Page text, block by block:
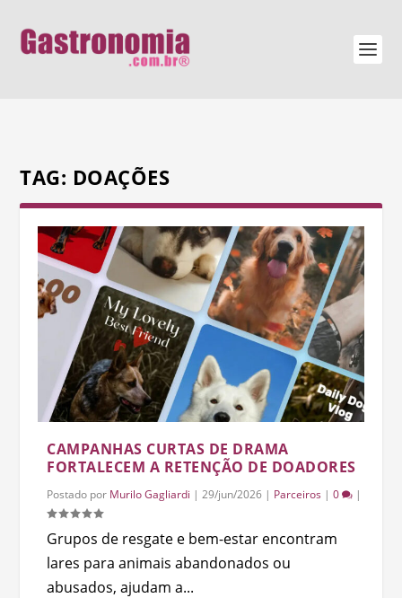
TAG: DOAÇÕES
CAMPANHAS CURTAS DE DRAMA
FORTALECEM A RETENÇÃO DE DOADORES
Postado por Murilo Gagliardi |29/jun/2026 | Parceiros |0 |
Grupos de resgate e bem-estar encontram
lares para animais abandonados ou
abusados, ajudam a...